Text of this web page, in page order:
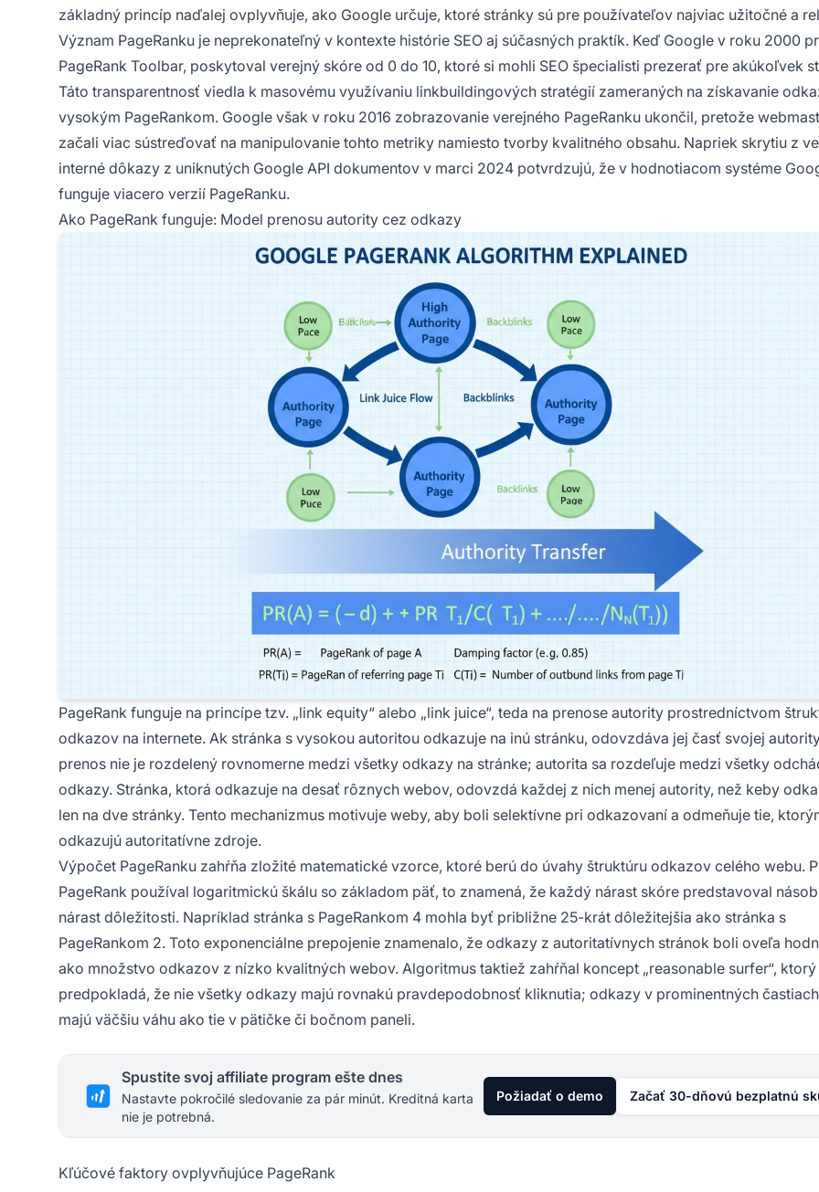
základný princíp naďalej ovplyvňuje, ako Google určuje, ktoré stránky sú pre používateľov najviac užitočné a
Význam PageRanku je neprekonateľný v kontexte histórie SEO aj súčasných praktík. Keď Google v roku 2000
PageRank Toolbar, poskytoval verejný skóre od 0 do 10, ktoré si mohli SEO špecialisti prezerať pre akúkoľvek
Táto transparentnosť viedla k masovému využívaniu linkbuildingových stratégií zameraných na získavanie
vysokým PageRankom. Google však v roku 2016 zobrazovanie verejného PageRanku ukončil, pretože
začali viac sústreďovať na manipulovanie tohto metriky namiesto tvorby kvalitného obsahu. Napriek skrytiu z
interné dôkazy z uniknutých Google API dokumentov v marci 2024 potvrdzujú, že v hodnotiacom systéme
funguje viacero verzií PageRanku.
Ako PageRank funguje: Model prenosu autority cez odkazy
PageRank funguje na princípe tzv. „link equity“ alebo „link juice“, teda na prenose autority prostredníctvom
odkazov na internete. Ak stránka s vysokou autoritou odkazuje na inú stránku, odovzdáva jej časť svojej
prenos nie je rozdelený rovnomerne medzi všetky odkazy na stránke; autorita sa rozdeľuje medzi všetky
odkazy. Stránka, ktorá odkazuje na desať rôznych webov, odovzdá každej z nich menej autority, než keby
len na dve stránky. Tento mechanizmus motivuje weby, aby boli selektívne pri odkazovaní a odmeňuje tie,
odkazujú autoritatívne zdroje.
Výpočet PageRanku zahŕňa zložité matematické vzorce, ktoré berú do úvahy štruktúru odkazov celého webu.
PageRank používal logaritmickú škálu so základom päť, to znamená, že každý nárast skóre predstavoval
nárast dôležitosti. Napríklad stránka s PageRankom 4 mohla byť približne 25-krát dôležitejšia ako stránka s
PageRankom 2. Toto exponenciálne prepojenie znamenalo, že odkazy z autoritatívnych stránok boli oveľa
ako množstvo odkazov z nízko kvalitných webov. Algoritmus taktiež zahŕňal koncept „reasonable surfer“, ktorý
predpokladá, že nie všetky odkazy majú rovnakú pravdepodobnosť kliknutia; odkazy v prominentných
majú väčšiu váhu ako tie v pätičke či bočnom paneli.
Spustite svoj affiliate program ešte dnes
Nastavte pokročilé sledovanie za pár minút. Kreditná karta
nie je potrebná.
Požiadať o demo Začať 30-dňovú bezplatnú
Kľúčové faktory ovplyvňujúce PageRank